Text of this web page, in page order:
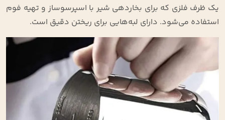
یک ظرف فلزی که برای بخاردهی شیر با اسپرسوساز و تهیه فوم
استفاده می‌شود. دارای لبه‌هایی برای ریختن دقیق است.